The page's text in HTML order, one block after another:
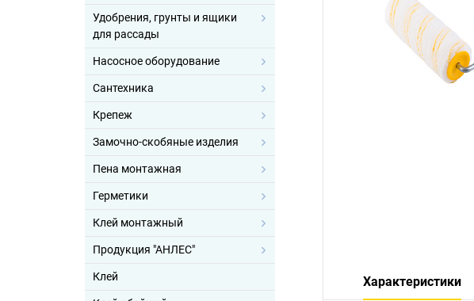
Удобрения, грунты и ящики
для рассады
Насосное оборудование
Сантехника
Крепеж
Замочно-скобяные изделия
Пена монтажная
Герметики
Клей монтажный
Продукция "АНЛЕС"
Клей Характеристики